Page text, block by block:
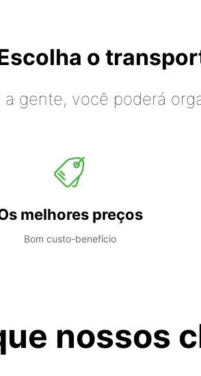
o
a gente, você poderá
melhores preços
Bom custo-benefício
nossos